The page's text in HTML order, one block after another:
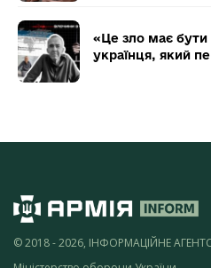
«Це зло має бути
українця, який
© 2018 - 2026, ІНФОРМАЦІЙНЕ